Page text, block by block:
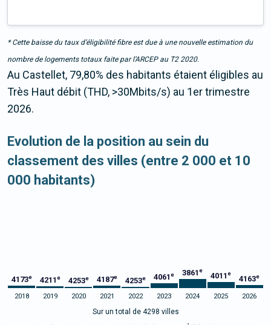
* Cette baisse du taux d’éligibilité fibre est due à une nouvelle estimation du
nombre de logements totaux faite par l’ARCEP au T2 2020.
Au Castellet, 79,80% des habitants étaient éligibles au
Très Haut débit (THD, >30Mbits/s) au 1er trimestre
2026.
Evolution de la position au sein du
classement des villes (entre 2 000 et 10
000 habitants)
4173e 4211 e 4253e 4187e 4253e 4061e 3861e
4011e
4163e
2018 2019 2020 2021 2022 2023 2024 2025 2026
Sur un total de 4298 villes